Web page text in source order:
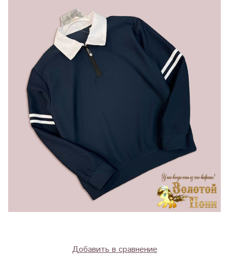
Добавить в сравнение